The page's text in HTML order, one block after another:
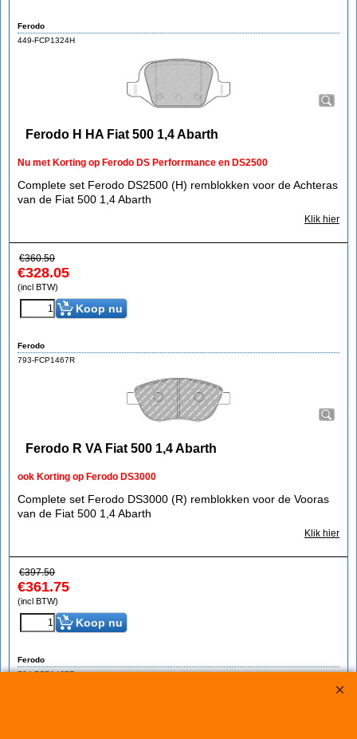
Ferodo
449-FCP1324H
Ferodo H HA Fiat 500 1,4 Abarth
Nu met Korting op Ferodo DS Perforrmance en DS2500
Complete set Ferodo DS2500 (H) remblokken voor de Achteras
van de Fiat 500 1,4 Abarth
Klik hier
€360.50
€328.05
(incl BTW)
Koop nu
Ferodo
793-FCP1467R
Ferodo R VA Fiat 500 1,4 Abarth
ook Korting op Ferodo DS3000
Complete set Ferodo DS3000 (R) remblokken voor de Vooras
van de Fiat 500 1,4 Abarth
Klik hier
€397.50
€361.75
(incl BTW)
Koop nu
Ferodo
794-FCP1467Z